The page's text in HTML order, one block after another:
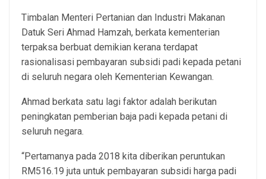
Timbalan Menteri Pertanian dan Industri Makanan
Datuk Seri Ahmad Hamzah, berkata kementerian
terpaksa berbuat demikian kerana terdapat
rasionalisasi pembayaran subsidi padi kepada petani
di seluruh negara oleh Kementerian Kewangan.
Ahmad berkata satu lagi faktor adalah berikutan
peningkatan pemberian baja padi kepada petani di
seluruh negara.
“Pertamanya pada 2018 kita diberikan peruntukan
RM516.19 juta untuk pembayaran subsidi harga padi